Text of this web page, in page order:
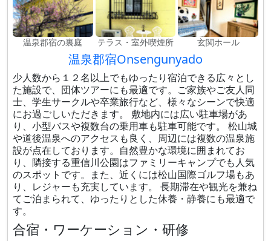
温泉郡宿の裏庭 テラス・室外喫煙所 玄関ホール
温泉郡宿Onsengunyado
少人数から１２名以上でもゆったり宿泊できる広々とし
た施設で、団体ツアーにも最適です。ご家族やご友人同
士、学生サークルや卒業旅行など、様々なシーンで快適
にお過ごしいただきます。 敷地内には広い駐車場があ
り、小型バスや複数台の乗用車も駐車可能です。 松山城
や道後温泉へのアクセスも良く、周辺には複数の温泉施
設が点在しております。自然豊かな環境に囲まれてお
り、隣接する重信川公園はファミリーキャンプでも人気
のスポットです。また、近くには松山国際ゴルフ場もあ
り、レジャーも充実しています。 長期滞在や観光を兼ね
てご泊まられて、ゆったりとした休養・静養にも最適で
す。
合宿・ワーケーション・研修